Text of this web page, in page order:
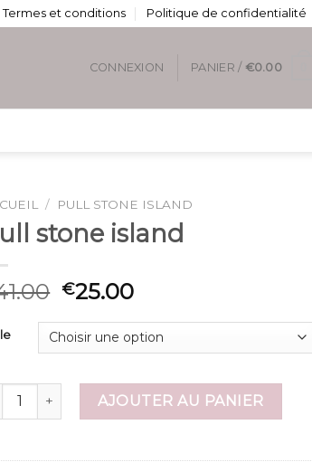
Termes et conditions Politique de confidentialité
CONNEXION PANIER / €0.00
/ PULL STONE ISLAND
stone island
€25.00
de pull stone island
AJOUTER AU PANIER